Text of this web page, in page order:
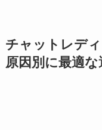
チャットレデ
原因別に最適